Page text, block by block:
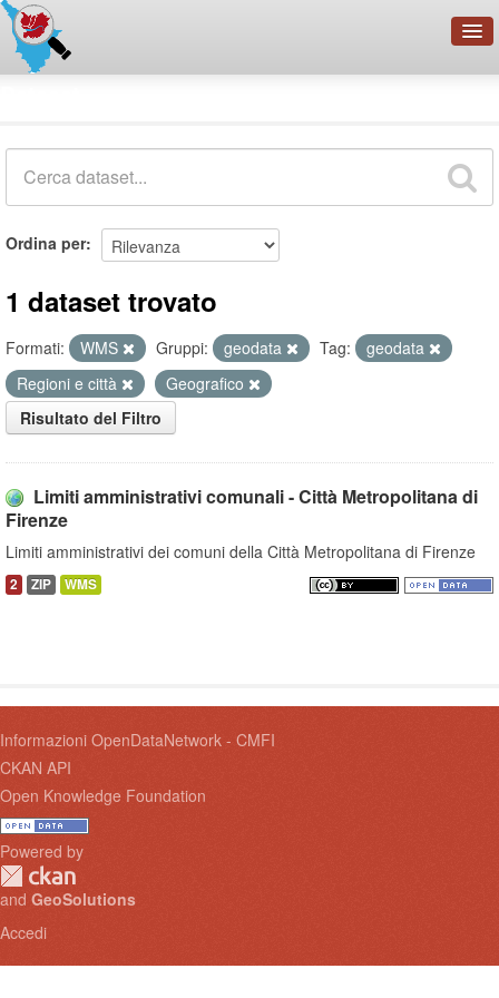
Organizzazioni
Ordina per
1 dataset trovato
Formati: WMS Gruppi: geodata Tag:
geodata
Regioni e città
Geografico
Risultato del Filtro
Limiti amministrativi comunali - Città Metropolitana di
Firenze
Limiti amministrativi dei comuni della Città Metropolitana di Firenze
2 ZIP WMS
Informazioni OpenDataNetwork - CMFI
CKAN API
Open Knowledge Foundation
Powered by
and GeoSolutions
Accedi